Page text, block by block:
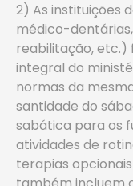
2) As instituições
médico-
reabilitação,
integral do
normas da
santidade do
sabática para os
atividades de
terapias